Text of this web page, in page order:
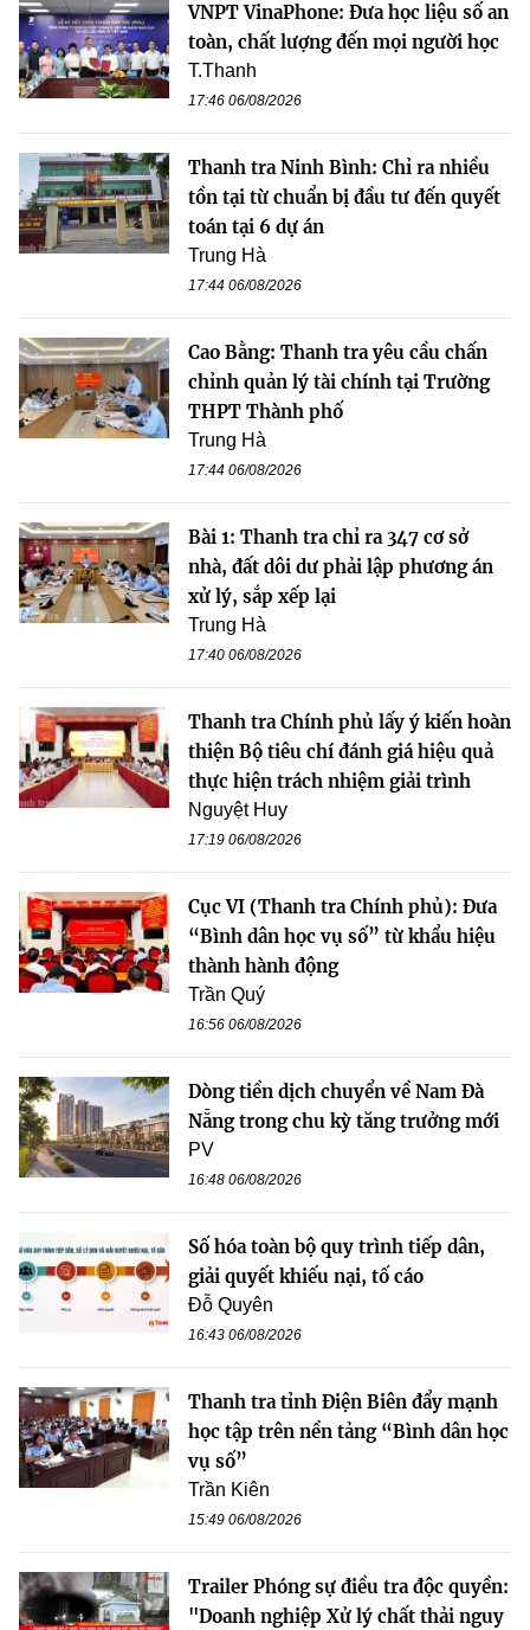
VNPT VinaPhone: Đưa học liệu số an
toàn, chất lượng đến mọi người học
T.Thanh
17:46 06/08/2026
Thanh tra Ninh Bình: Chỉ ra nhiều
tồn tại từ chuẩn bị đầu tư đến quyết
toán tại 6 dự án
Trung Hà
17:44 06/08/2026
Cao Bằng: Thanh tra yêu cầu chấn
chỉnh quản lý tài chính tại Trường
THPT Thành phố
Trung Hà
17:44 06/08/2026
Bài 1: Thanh tra chỉ ra 347 cơ sở
nhà, đất dôi dư phải lập phương án
xử lý, sắp xếp lại
Trung Hà
17:40 06/08/2026
Thanh tra Chính phủ lấy ý kiến hoàn
thiện Bộ tiêu chí đánh giá hiệu quả
thực hiện trách nhiệm giải trình
Nguyệt Huy
17:19 06/08/2026
Cục VI (Thanh tra Chính phủ): Đưa
“Bình dân học vụ số” từ khẩu hiệu
thành hành động
Trần Quý
16:56 06/08/2026
Dòng tiền dịch chuyển về Nam Đà
Nẵng trong chu kỳ tăng trưởng mới
PV
16:48 06/08/2026
Số hóa toàn bộ quy trình tiếp dân,
giải quyết khiếu nại, tố cáo
Đỗ Quyên
16:43 06/08/2026
Thanh tra tỉnh Điện Biên đẩy mạnh
học tập trên nền tảng “Bình dân học
vụ số”
Trần Kiên
15:49 06/08/2026
Trailer Phóng sự điều tra độc quyền:
"Doanh nghiệp Xử lý chất thải nguy